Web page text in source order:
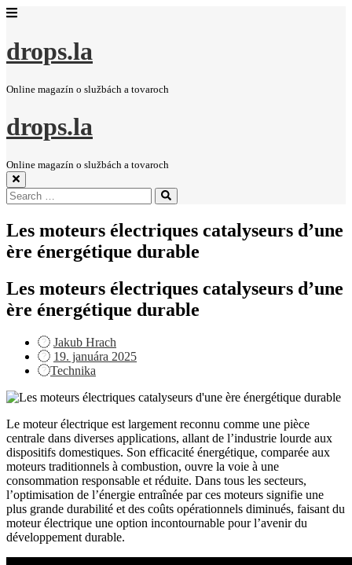
drops.la
Online magazín o službách a tovaroch
drops.la
Online magazín o službách a tovaroch
Search
for:
Search
Les moteurs électriques catalyseurs d’une
ère énergétique durable
Les moteurs électriques catalyseurs d’une
ère énergétique durable
Jakub Hrach
Posted
on
19. januára 2025
Technika
Le moteur électrique est largement reconnu comme une pièce
centrale dans diverses applications, allant de l’industrie lourde aux
dispositifs domestiques. Son efficacité énergétique, comparée aux
moteurs traditionnels à combustion, ouvre la voie à une
consommation responsable et réduite. Dans tous les secteurs,
l’optimisation de l’énergie entraînée par ces moteurs signifie une
plus grande durabilité et des coûts opérationnels diminués, faisant du
moteur électrique une option incontournable pour l’avenir du
développement durable.